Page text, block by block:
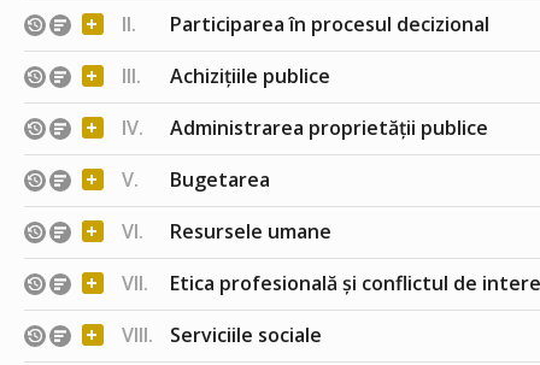
+ II. Participarea în procesul decizional
+ III. Achizițiile publice
+ IV. Administrarea proprietății publice
+ V. Bugetarea
+ VI. Resursele umane
+ VII. Etica profesională și conflictul de
+ VIII. Serviciile sociale